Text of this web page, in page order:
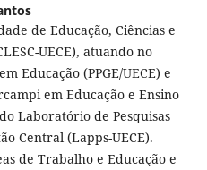
de Educação, Ciências e
UECE), atuando no
Educação (PPGE/UECE) e
em Educação e Ensino
Laboratório de Pesquisas
Central (Lapps-UECE).
de Trabalho e Educação e